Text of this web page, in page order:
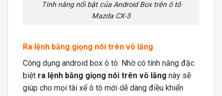
Tính năng nổi bật của Android Box trên ô tô
Mazda CX-3
Ra lệnh bằng giọng nói trên vô lăng
Công dụng android box ô tô: Nhờ có tính năng đặc
biệt ra lệnh bằng giọng nói trên vô lăng này sẽ
giúp cho mọi tài xế ô tô mới dễ dàng điều khiển